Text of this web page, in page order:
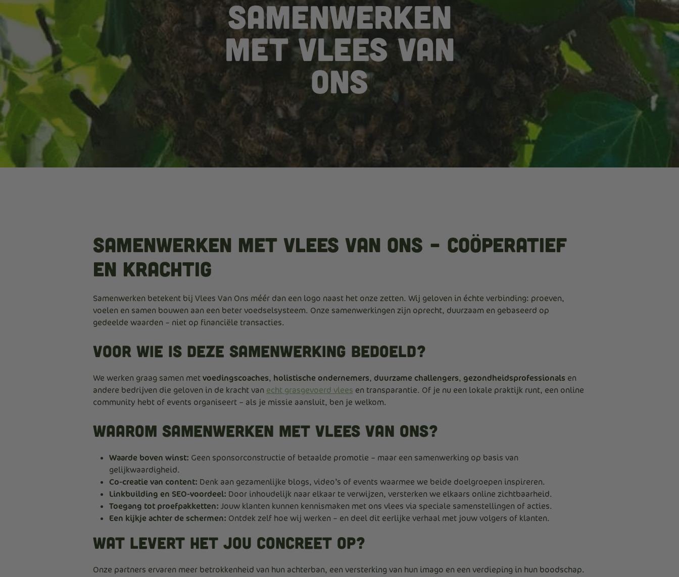
Delen Van De Kip
Delen Van De Kalkoen
Hereford Runderen
Waar Staan Onze Koeien?
Veelgestelde Vragen
Samenwerken
met Vlees Van
Ons
Samenwerken met Vlees Van Ons – coöperatief
en krachtig
Samenwerken betekent bij Vlees Van Ons méér dan een logo naast het onze zetten. Wij geloven in échte verbinding: proeven,
voelen en samen bouwen aan een beter voedselsysteem. Onze samenwerkingen zijn oprecht, duurzaam en gebaseerd op
gedeelde waarden – niet op financiële transacties.
Voor wie is deze samenwerking bedoeld?
We werken graag samen metvoedingscoaches, holistische ondernemers, duurzame challengers, gezondheidsprofessionals en
andere bedrijven die geloven in de kracht van echt grasgevoerd vlees en transparantie. Of je nu een lokale praktijk runt, een online
community hebt of events organiseert – als je missie aansluit, ben je welkom.
Waarom samenwerken met Vlees Van Ons?
Waarde boven winst: Geen sponsorconstructie of betaalde promotie – maar een samenwerking op basis van
gelijkwaardigheid.
Co-creatie van content: Denk aan gezamenlijke blogs, video’s of events waarmee we beide doelgroepen inspireren.
Linkbuilding en SEO-voordeel: Door inhoudelijk naar elkaar te verwijzen, versterken we elkaars online zichtbaarheid.
Toegang tot proefpakketten: Jouw klanten kunnen kennismaken met ons vlees via speciale samenstellingen of acties.
Een kijkje achter de schermen: Ontdek zelf hoe wij werken – en deel dit eerlijke verhaal met jouw volgers of klanten.
Wat levert het jou concreet op?
Onze partners ervaren meer betrokkenheid van hun achterban, een versterking van hun imago en een verdieping in hun boodschap.